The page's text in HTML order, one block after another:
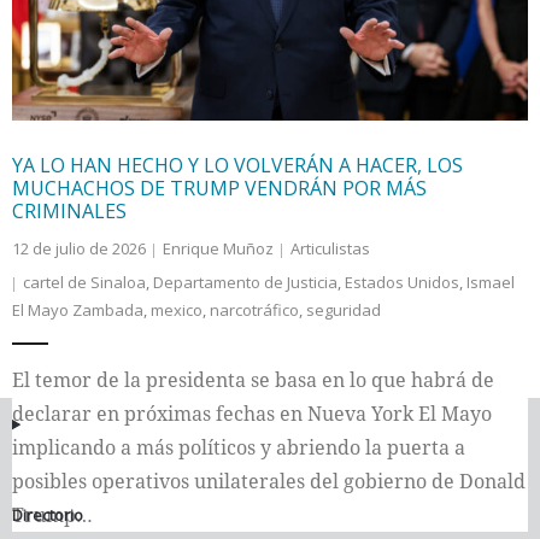
reconocimiento.
YA LO HAN HECHO Y LO VOLVERÁN A HACER, LOS
MUCHACHOS DE TRUMP VENDRÁN POR MÁS
CRIMINALES
12 de julio de 2026 Enrique Muñoz
Articulistas
cartel de Sinaloa, Departamento de Justicia, Estados Unidos, Ismael
El Mayo Zambada, mexico, narcotráfico, seguridad
El temor de la presidenta se basa en lo que habrá de
declarar en próximas fechas en Nueva York El Mayo
implicando a más políticos y abriendo la puerta a
posibles operativos unilaterales del gobierno de Donald
Trump…
1 2 3 … 15
Directorio